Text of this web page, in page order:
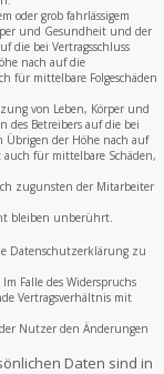
oder grob fahrlässigem
und Gesundheit und der
die bei Vertragsschluss
nach auf die
für mittelbare Folgeschäden
von Leben, Körper und
des Betreibers auf die bei
Übrigen der Höhe nach auf
für mittelbare Schäden,
zugunsten der Mitarbeiter
bleiben unberührt.
Datenschutzerklärung zu
Falle des Widerspruchs
Vertragsverhältnis mit
Nutzer den Änderungen
Daten sind in